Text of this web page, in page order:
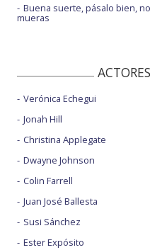
Buena suerte, pásalo bien, no
mueras
Verónica Echegui
Jonah Hill
Christina Applegate
Dwayne Johnson
Colin Farrell
Juan José Ballesta
Susi Sánchez
Ester Expósito